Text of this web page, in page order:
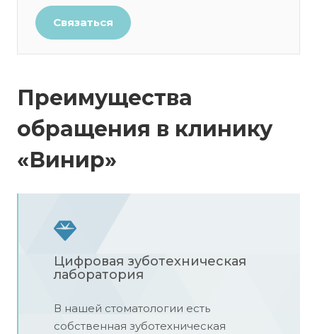
Связаться
Преимущества
обращения в клинику
«Винир»
Цифровая зуботехническая
лаборатория
В нашей стоматологии есть
собственная зуботехническая